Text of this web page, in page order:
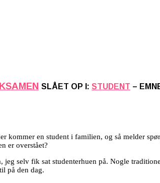
SLÅET OP I: STUDENT –
en student i familien, og så melder
er overstået?
selv fik sat studenterhuen på. Nogle
på den dag.